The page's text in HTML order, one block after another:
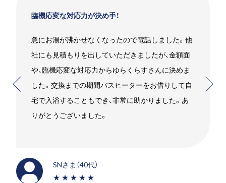
臨機応変な対応力が決め手！
急にお湯が沸かせなくなったので電話しました。他
社にも見積もりを出していただきましたが、金額面
や、臨機応変な対応力からゆらくらすさんに決めま
した。交換までの期間バスヒーターをお借りして自
宅で入浴することもでき、非常に助かりました。あ
りがとうございました。
SNさま（40代）
★★★★★